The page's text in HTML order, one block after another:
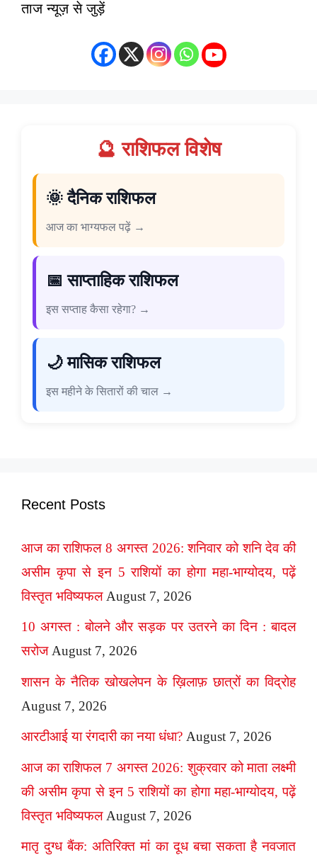
ताज न्यूज़ से जुड़ें
🔮 राशिफल विशेष
🌞 दैनिक राशिफल
आज का भाग्यफल पढ़ें →
📅 साप्ताहिक राशिफल
इस सप्ताह कैसा रहेगा? →
🌙 मासिक राशिफल
इस महीने के सितारों की चाल →
Recent Posts
आज का राशिफल 8 अगस्त 2026: शनिवार को शनि देव की
असीम कृपा से इन 5 राशियों का होगा महा-भाग्योदय, पढ़ें
विस्तृत भविष्यफल August 7, 2026
10 अगस्त : बोलने और सड़क पर उतरने का दिन : बादल
सरोज August 7, 2026
शासन के नैतिक खोखलेपन के ख़िलाफ़ छात्रों का विद्रोह
August 7, 2026
आरटीआई या रंगदारी का नया धंधा? August 7, 2026
आज का राशिफल 7 अगस्त 2026: शुक्रवार को माता लक्ष्मी
की असीम कृपा से इन 5 राशियों का होगा महा-भाग्योदय, पढ़ें
विस्तृत भविष्यफल August 7, 2026
मातृ दुग्ध बैंक: अतिरिक्त मां का दूध बचा सकता है नवजात